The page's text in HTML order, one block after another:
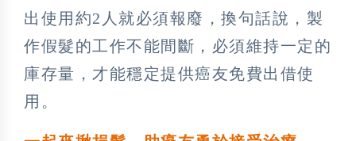
出使用約2人就必須報廢，換句話說，製
作假髮的工作不能間斷，必須維持一定的
庫存量，才能穩定提供癌友免費出借使
用。